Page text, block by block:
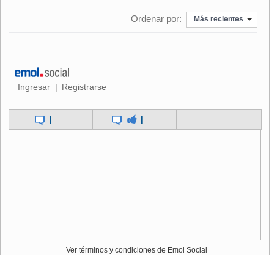
Ordenar por: Más recientes
Ingresar | Registrarse
| |
Ver términos y condiciones de Emol Social